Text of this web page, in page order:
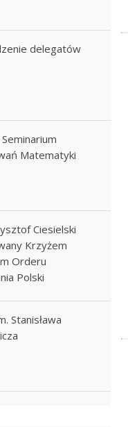
delegatów
Matematyki
Ciesielski
Krzyżem
Orderu
Polski
Stanisława